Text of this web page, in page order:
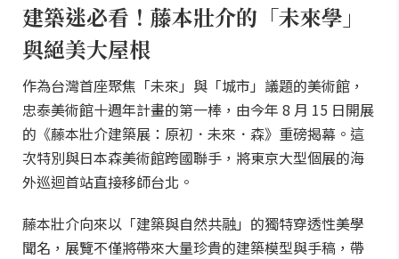
建築迷必看！藤本壯介的「未來學」
與絕美大屋根
作為台灣首座聚焦「未來」與「城市」議題的美術館，
忠泰美術館十週年計畫的第一棒，由今年 8 月 15 日開展
的《藤本壯介建築展：原初．未來．森》重磅揭幕。這
次特別與日本森美術館跨國聯手，將東京大型個展的海
外巡迴首站直接移師台北。
藤本壯介向來以「建築與自然共融」的獨特穿透性美學
聞名，展覽不僅將帶來大量珍貴的建築模型與手稿，帶